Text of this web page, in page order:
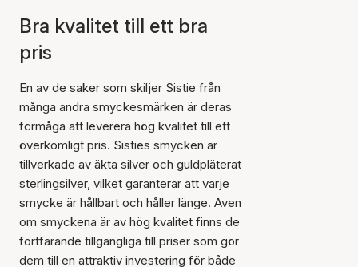
Bra kvalitet till ett bra
pris
En av de saker som skiljer Sistie från
många andra smyckesmärken är deras
förmåga att leverera hög kvalitet till ett
överkomligt pris. Sisties smycken är
tillverkade av äkta silver och guldpläterat
sterlingsilver, vilket garanterar att varje
smycke är hållbart och håller länge. Även
om smyckena är av hög kvalitet finns de
fortfarande tillgängliga till priser som gör
dem till en attraktiv investering för både